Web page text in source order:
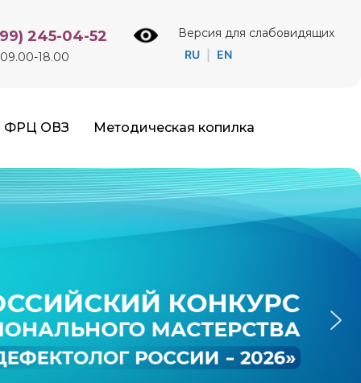
245-04-52
18.00
Версия для слабовидящих
RU EN
ФРЦ ОВЗ Методическая копилка